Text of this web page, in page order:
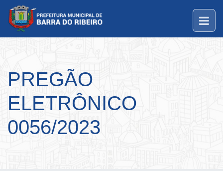
PREGÃO
ELETRÔNICO
0056/2023